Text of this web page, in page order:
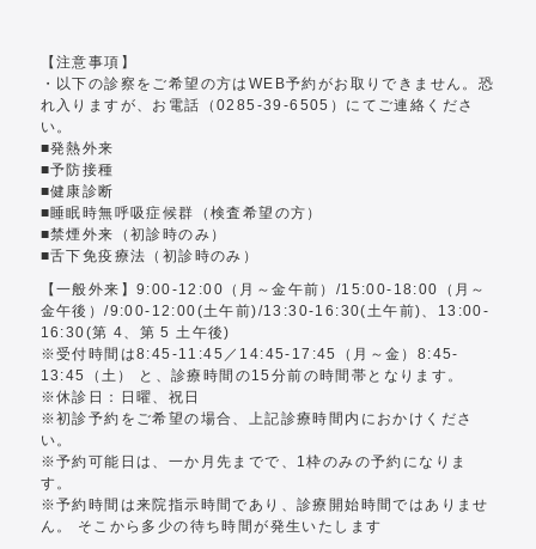
【注意事項】
・以下の診察をご希望の方はWEB予約がお取りできません。恐
れ入りますが、お電話
（0285-39-6505） にてご連絡くださ
い。
■発熱外来
■予防接種
■健康診断
■睡眠時無呼吸症候群（検査希望の方）
■禁煙外来（初診時のみ）
■舌下免疫療法（初診時のみ）
【一般外来】9:00-12:00（月～金午前）/15:00-18:00（月～
金午後）/9:00-12:00(土午前)/13:30-16:30(土午前)、13:00-
16:30(第 4、第 5 土午後)
※受付時間は8:45-11:45／14:45-17:45（月～金）8:45-
13:45（土） と、診療時間の15分前の時間帯となります。
※休診日：日曜、祝日
※初診予約をご希望の場合、上記診療時間内におかけくださ
い。
※予約可能日は、一か月先までで、1枠のみの予約になりま
す。
※予約時間は来院指示時間であり、診療開始時間ではありませ
ん。 そこから多少の待ち時間が発生いたします